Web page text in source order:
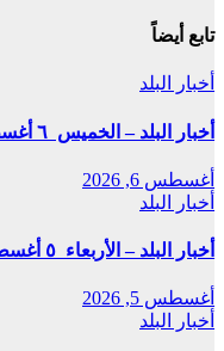
تابع أيضاً
أخبار البلد
أخبار البلد – الخميس ٦ أغسطس ٢٠٢٦م
أغسطس 6, 2026
أخبار البلد
أخبار البلد – الأربعاء ٥ أغسطس ٢٠٢٦م
أغسطس 5, 2026
أخبار البلد